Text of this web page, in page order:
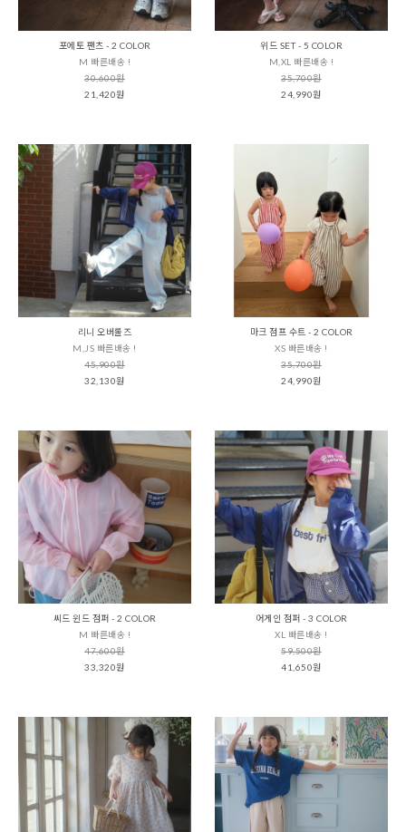
포에토 팬츠 - 2 COLOR
M 빠른배송 !
30,600원
21,420원
위드 SET - 5 COLOR
M,XL 빠른배송 !
35,700원
24,990원
리니 오버롤즈
M,JS 빠른배송 !
45,900원
32,130원
마크 점프 수트 - 2 COLOR
XS 빠른배송 !
35,700원
24,990원
씨드 윈드 점퍼 - 2 COLOR
M 빠른배송 !
47,600원
33,320원
어게인 점퍼 - 3 COLOR
XL 빠른배송 !
59,500원
41,650원